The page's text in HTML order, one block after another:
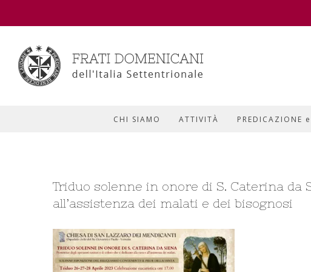
CHI SIAMO ATTIVITÀ PREDICAZIONE
Triduo solenne in onore di S. Caterina
all’assistenza dei malati e dei bisognosi